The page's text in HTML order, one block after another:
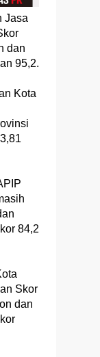
Jasa
dan
95,2.
Kota
84,2
Skor
dan